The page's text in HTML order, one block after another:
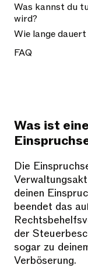
Was kannst du
wird?
Wie lange
FAQ
Was ist eine
Die
deinen
beendet das
der
sogar zu
Verböserung.